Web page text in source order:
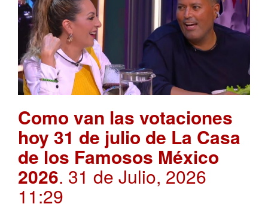
Como van las votaciones
hoy 31 de julio de La Casa
de los Famosos México
2026. 31 de Julio, 2026
11:29